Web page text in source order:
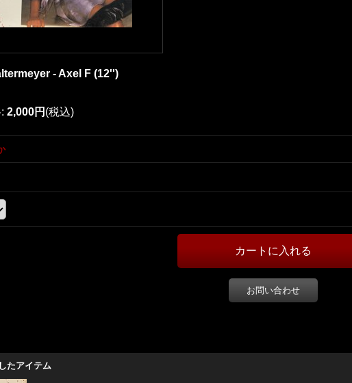
- Axel F (12'')
: 2,000円 (税込)
お問い合わせ
たアイテム